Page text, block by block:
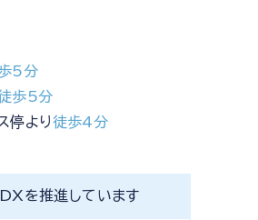
5分
歩5分
停より徒歩4分
を推進しています